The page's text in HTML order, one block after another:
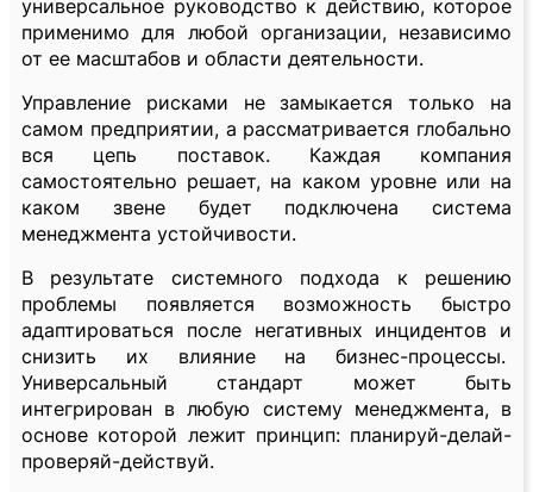
универсальное руководство к действию, которое
применимо для любой организации, независимо
от ее масштабов и области деятельности.
Управление рисками не замыкается только на
самом предприятии, а рассматривается глобально
вся цепь поставок. Каждая компания
самостоятельно решает, на каком уровне или на
каком звене будет подключена система
менеджмента устойчивости.
В результате системного подхода к решению
проблемы появляется возможность быстро
адаптироваться после негативных инцидентов и
снизить их влияние на бизнес-процессы.
Универсальный стандарт может быть
интегрирован в любую систему менеджмента, в
основе которой лежит принцип: планируй-делай-
проверяй-действуй.